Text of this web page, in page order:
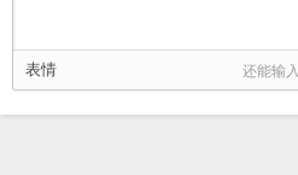
表情 还能输入